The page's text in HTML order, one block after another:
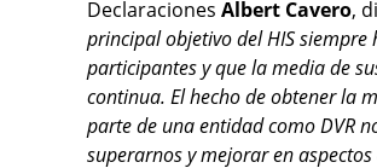
Declaraciones Albert Cavero,
principal objetivo del HIS
participantes y que la media de
continua. El hecho de obtener la
parte de una entidad como DVR
superarnos y mejorar en